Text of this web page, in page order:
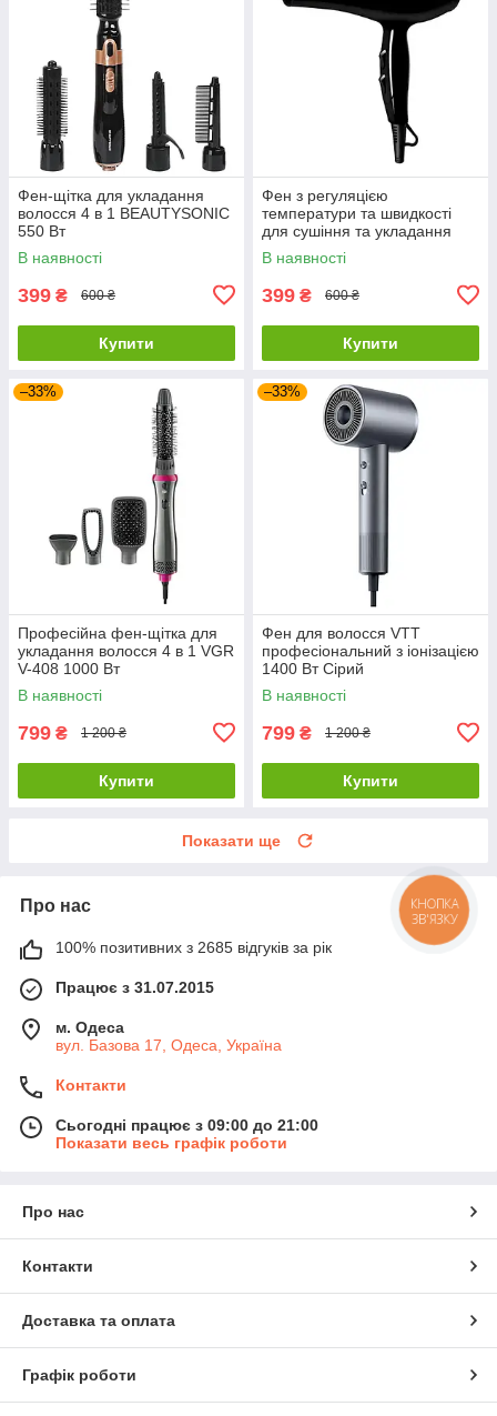
Фен-щітка для укладання
волосся 4 в 1 BEAUTYSONIC
550 Вт
В наявності
399 ₴ 600 ₴
Купити
Фен з регуляцією
температури та швидкості
для сушіння та укладання
волосся FHLPUS 1000 Вт
В наявності
399 ₴ 600 ₴
Купити
–33%
Професійна фен-щітка для
укладання волосся 4 в 1 VGR
V-408 1000 Вт
В наявності
799 ₴ 1 200 ₴
Купити
–33%
Фен для волосся VTT
професіональний з іонізацією
1400 Вт Сірий
В наявності
799 ₴ 1 200 ₴
Купити
Показати ще
Про нас
100% позитивних з 2685 відгуків за рік
Працює з 31.07.2015
м. Одеса
вул. Базова 17, Одеса, Україна
Контакти
Сьогодні працює з 09:00 до 21:00
Показати весь графік роботи
Про нас
Контакти
Доставка та оплата
Графік роботи
КНОПКА
ЗВ'ЯЗКУ